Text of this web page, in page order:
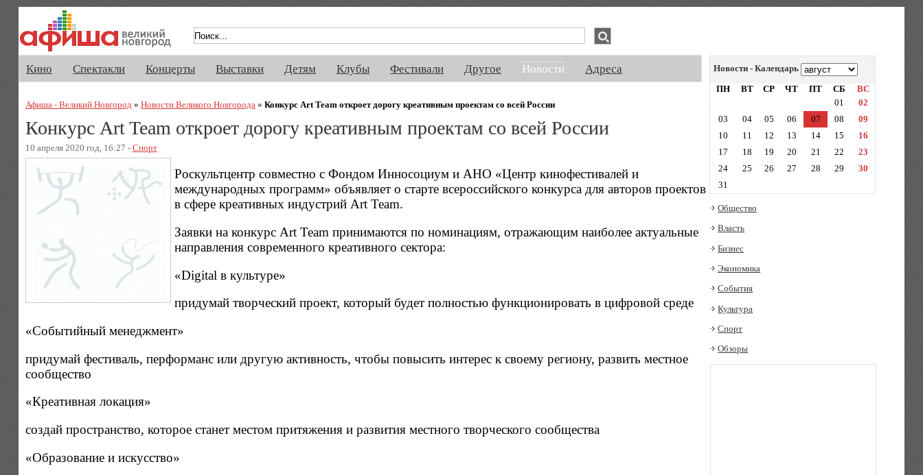
Кино Спектакли Концерты Выставки Детям Клубы Фестивали Другое Новости Адреса
Афиша - Великий Новгород » Новости Великого Новгорода » Конкурс Art Team откроет дорогу креативным проектам со всей России
Конкурс Art Team откроет дорогу креативным проектам со всей России
10 апреля 2020 год, 16:27 - Спорт
Роскультцентр совместно с Фондом Инносоциум и АНО «Центр кинофестивалей и
международных программ» объявляет о старте всероссийского конкурса для авторов проектов
в сфере креативных индустрий Art Team.
Заявки на конкурс Art Team принимаются по номинациям, отражающим наиболее актуальные
направления современного креативного сектора:
«Digital в культуре»
придумай творческий проект, который будет полностью функционировать в цифровой среде
«Событийный менеджмент»
придумай фестиваль, перформанс или другую активность, чтобы повысить интерес к своему региону, развить местное
сообщество
«Креативная локация»
создай пространство, которое станет местом притяжения и развития местного творческого сообщества
«Образование и искусство»
Новости - Календарь
ПН
ВТ СР ЧТ ПТ СБ
ВС
01
02
03
04 05 06 07 08
09
10
11 12 13 14 15
16
17
18 19 20 21 22
23
24
25 26 27 28 29
30
31
Общество
Власть
Бизнес
Экономика
События
Культура
Спорт
Обзоры